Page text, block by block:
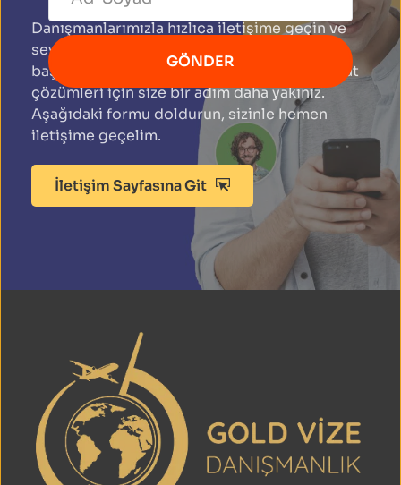
Danışmanlarımızla hızlıca iletişime geçin ve
seyahat planlarınızı
başlatın. İhtiyaçlarınıza uygun vize ve seyahat
çözümleri için size bir adım daha yakınız.
Aşağıdaki formu doldurun, sizinle hemen
iletişime geçelim.
İletişim Sayfasına Git
GÖNDER